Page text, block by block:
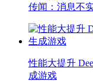
传闻：消息不
性能大提升
成游戏